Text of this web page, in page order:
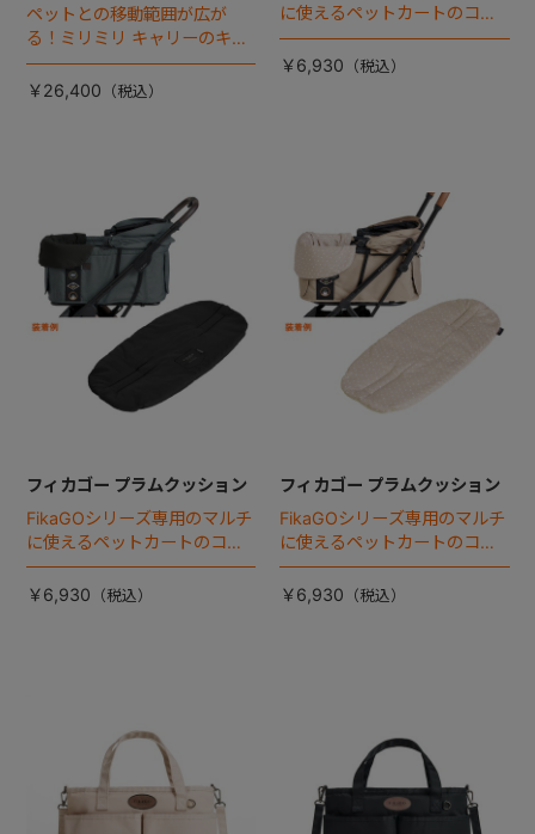
ペットとの移動範囲が広が
る！ミリミリ キャリーのキャ
リー部単品が登場！
￥26,400
に使えるペットカートのコー
ナークッション登場。
￥6,930
フィカゴー プラムクッション
FikaGOシリーズ専用のマルチ
に使えるペットカートのコー
ナークッション登場。
￥6,930
フィカゴー プラムクッション
FikaGOシリーズ専用のマルチ
に使えるペットカートのコー
ナークッション登場。
￥6,930